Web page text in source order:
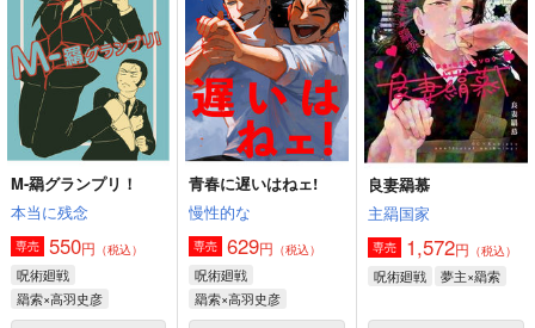
作品詳細 作品詳細 作品詳細
M-羂グランプリ！
本当に残念
専売 550円 （税込）
呪術廻戦
羂索×高羽史彦
青春に遅いはねェ!
慢性的な
専売 629円 （税込）
呪術廻戦
羂索×高羽史彦
良妻羂慕
主羂国家
専売 1,572円 （税込）
呪術廻戦 夢主×羂索